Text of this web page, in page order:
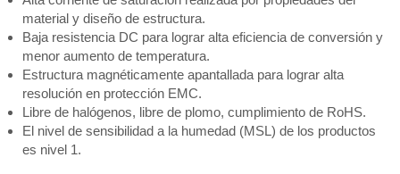
material y diseño de estructura.
Baja resistencia DC para lograr alta eficiencia de conversión y
menor aumento de temperatura.
Estructura magnéticamente apantallada para lograr alta
resolución en protección EMC.
Libre de halógenos, libre de plomo, cumplimiento de RoHS.
El nivel de sensibilidad a la humedad (MSL) de los productos
es nivel 1.